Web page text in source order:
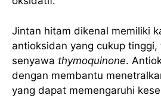
Jintan hitam dikenal memiliki
antioksidan yang cukup
senyawa thymoquinone.
dengan membantu
yang dapat memengaruhi